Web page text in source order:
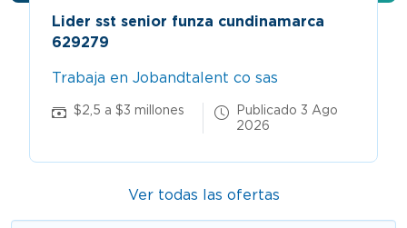
sst senior funza cundinamarca
en Jobandtalent co sas
$2,5 a $3 millones
Publicado 3 Ago
Ver todas las ofertas